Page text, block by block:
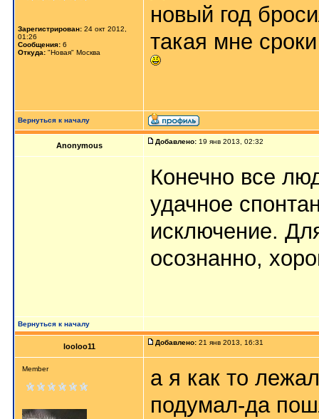
Зарегистрирован: 24 окт 2012,
01:26
Сообщения: 6
Откуда: "Новая" Москва
новый год
такая мне
Вернуться к началу
Anonymous Добавлено: 19 янв 2013, 02:32
Конечно все
удачное
исключение.
осознанно,
Вернуться к началу
looloo11 Добавлено: 21 янв 2013, 16:31
Member
а я как то
подумал-да